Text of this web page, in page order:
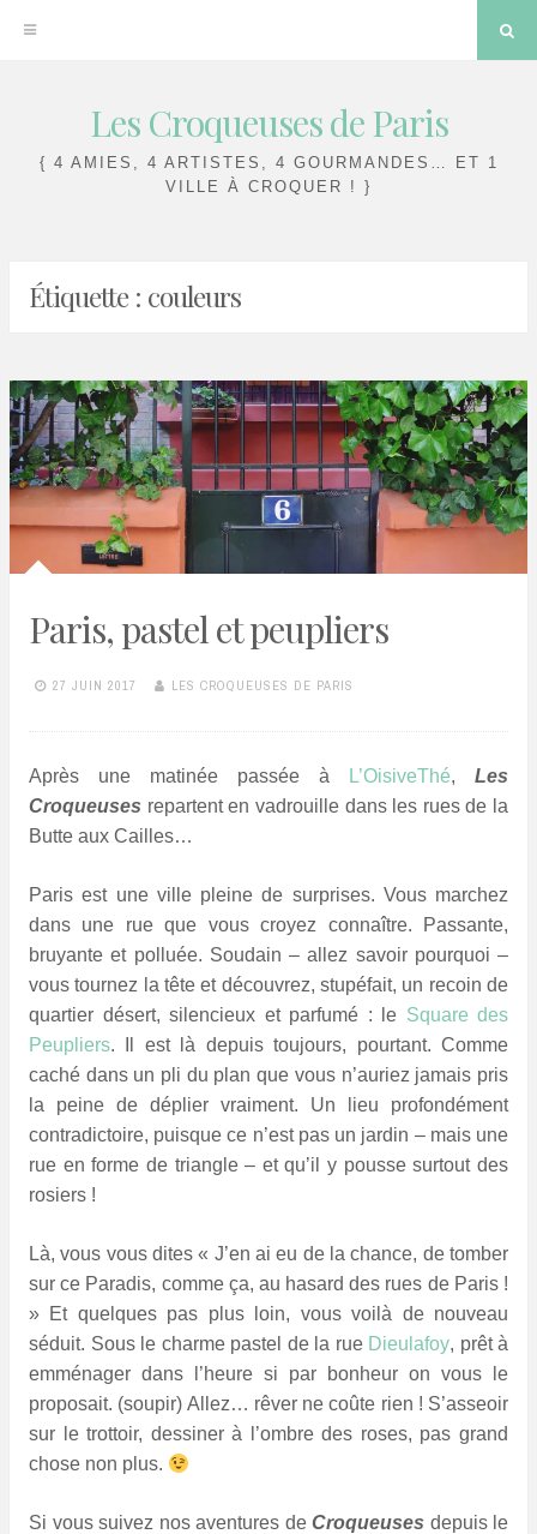
Les Croqueuses de Paris
{ 4 AMIES, 4 ARTISTES, 4 GOURMANDES… ET 1
VILLE À CROQUER ! }
Étiquette : couleurs
Paris, pastel et peupliers
27 JUIN 2017 LES CROQUEUSES DE PARIS
Après une matinée passée à L’OisiveThé, Les
Croqueuses repartent en vadrouille dans les rues de la
Butte aux Cailles…
Paris est une ville pleine de surprises. Vous marchez
dans une rue que vous croyez connaître. Passante,
bruyante et polluée. Soudain – allez savoir pourquoi –
vous tournez la tête et découvrez, stupéfait, un recoin de
quartier désert, silencieux et parfumé : le Square des
Peupliers. Il est là depuis toujours, pourtant. Comme
caché dans un pli du plan que vous n’auriez jamais pris
la peine de déplier vraiment. Un lieu profondément
contradictoire, puisque ce n’est pas un jardin – mais une
rue en forme de triangle – et qu’il y pousse surtout des
rosiers !
Là, vous vous dites « J’en ai eu de la chance, de tomber
sur ce Paradis, comme ça, au hasard des rues de Paris !
» Et quelques pas plus loin, vous voilà de nouveau
séduit. Sous le charme pastel de la rue Dieulafoy, prêt à
emménager dans l’heure si par bonheur on vous le
proposait. (soupir) Allez… rêver ne coûte rien ! S’asseoir
sur le trottoir, dessiner à l’ombre des roses, pas grand
chose non plus.
Si vous suivez nos aventures de Croqueuses depuis le